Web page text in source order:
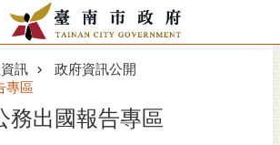
訊
政府資訊公開
專區
務出國報告專區